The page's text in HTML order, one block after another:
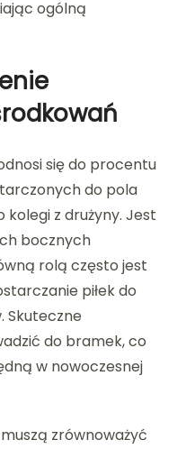
ogólną
się do procentu
do pola
z drużyny. Jest
bocznych
rolą często jest
piłek do
Skuteczne
do bramek, co
w nowoczesnej
zrównoważyć